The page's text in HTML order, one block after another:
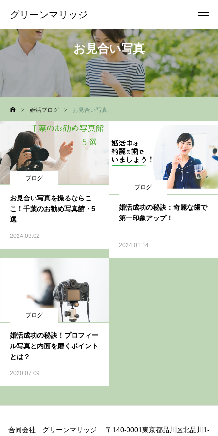
グリーンマリッジ
お見合い写真
婚活ブログ お見合い写真
ブログ
お見合い写真を撮るならこ
こ！千葉のお勧め写真館・5
選
2024.03.02
ブログ
婚活成功の秘訣：奇麗な歯で
第一印象アップ！
2024.01.14
ブログ
婚活成功の秘訣！プロフィー
ル写真と内面を磨くポイント
とは？
2020.07.09
合同会社 グリーンマリッジ 〒140-0001東京都品川区北品川1-
グリーンマリッジ
無料相談 問合せ
当所の特徴
サービス&料金
結婚相談所選び
ブログ